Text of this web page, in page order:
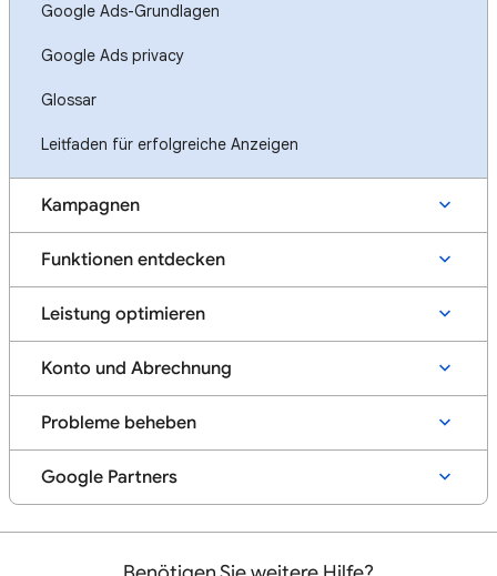
Google Ads-Grundlagen
Google Ads privacy
Glossar
Leitfaden für erfolgreiche Anzeigen
Kampagnen
Funktionen entdecken
Leistung optimieren
Konto und Abrechnung
Probleme beheben
Google Partners